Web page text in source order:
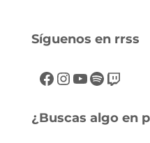
Síguenos en rrss
¿Buscas algo en